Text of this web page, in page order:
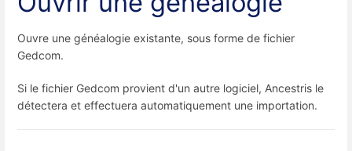
Ouvre une généalogie existante, sous forme de fichier
Gedcom.
Si le fichier Gedcom provient d'un autre logiciel, Ancestris le
détectera et effectuera automatiquement une importation.